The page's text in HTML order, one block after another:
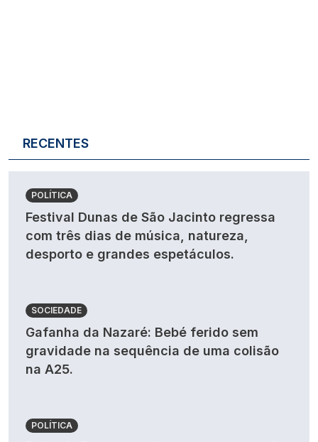
RECENTES
POLÍTICA
Festival Dunas de São Jacinto regressa
com três dias de música, natureza,
desporto e grandes espetáculos.
SOCIEDADE
Gafanha da Nazaré: Bebé ferido sem
gravidade na sequência de uma colisão
na A25.
POLÍTICA